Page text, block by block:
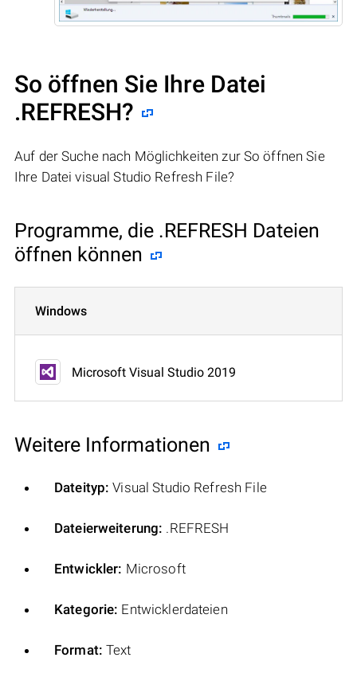
So öffnen Sie Ihre Datei
.REFRESH?
Auf der Suche nach Möglichkeiten zur So öffnen Sie
Ihre Datei visual Studio Refresh File?
Programme, die .REFRESH Dateien
öffnen können
Windows
Microsoft Visual Studio 2019
Weitere Informationen
Dateityp: Visual Studio Refresh File
Dateierweiterung: .REFRESH
Entwickler: Microsoft
Kategorie: Entwicklerdateien
Format: Text